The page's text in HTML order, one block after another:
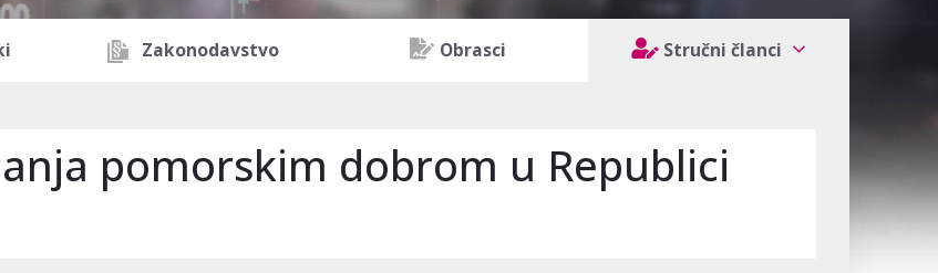
Zakonodavstvo Obrasci Stručni članci
pomorskim dobrom u Republici